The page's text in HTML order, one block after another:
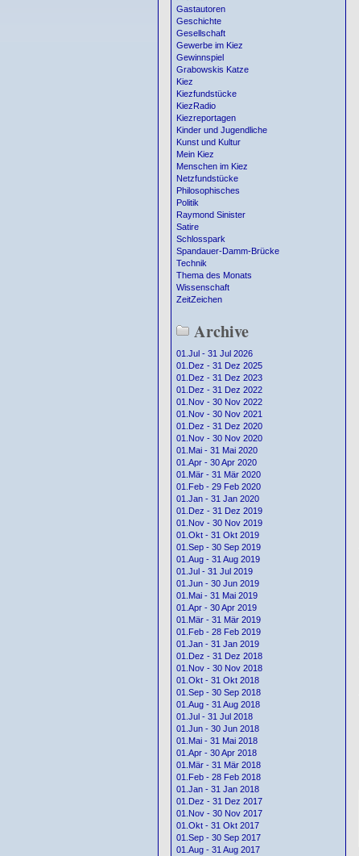
Gastautoren
Geschichte
Gesellschaft
Gewerbe im Kiez
Gewinnspiel
Grabowskis Katze
Kiez
Kiezfundstücke
KiezRadio
Kiezreportagen
Kinder und Jugendliche
Kunst und Kultur
Mein Kiez
Menschen im Kiez
Netzfundstücke
Philosophisches
Politik
Raymond Sinister
Satire
Schlosspark
Spandauer-Damm-Brücke
Technik
Thema des Monats
Wissenschaft
ZeitZeichen
Archive
01.Jul - 31 Jul 2026
01.Dez - 31 Dez 2025
01.Dez - 31 Dez 2023
01.Dez - 31 Dez 2022
01.Nov - 30 Nov 2022
01.Nov - 30 Nov 2021
01.Dez - 31 Dez 2020
01.Nov - 30 Nov 2020
01.Mai - 31 Mai 2020
01.Apr - 30 Apr 2020
01.Mär - 31 Mär 2020
01.Feb - 29 Feb 2020
01.Jan - 31 Jan 2020
01.Dez - 31 Dez 2019
01.Nov - 30 Nov 2019
01.Okt - 31 Okt 2019
01.Sep - 30 Sep 2019
01.Aug - 31 Aug 2019
01.Jul - 31 Jul 2019
01.Jun - 30 Jun 2019
01.Mai - 31 Mai 2019
01.Apr - 30 Apr 2019
01.Mär - 31 Mär 2019
01.Feb - 28 Feb 2019
01.Jan - 31 Jan 2019
01.Dez - 31 Dez 2018
01.Nov - 30 Nov 2018
01.Okt - 31 Okt 2018
01.Sep - 30 Sep 2018
01.Aug - 31 Aug 2018
01.Jul - 31 Jul 2018
01.Jun - 30 Jun 2018
01.Mai - 31 Mai 2018
01.Apr - 30 Apr 2018
01.Mär - 31 Mär 2018
01.Feb - 28 Feb 2018
01.Jan - 31 Jan 2018
01.Dez - 31 Dez 2017
01.Nov - 30 Nov 2017
01.Okt - 31 Okt 2017
01.Sep - 30 Sep 2017
01.Aug - 31 Aug 2017